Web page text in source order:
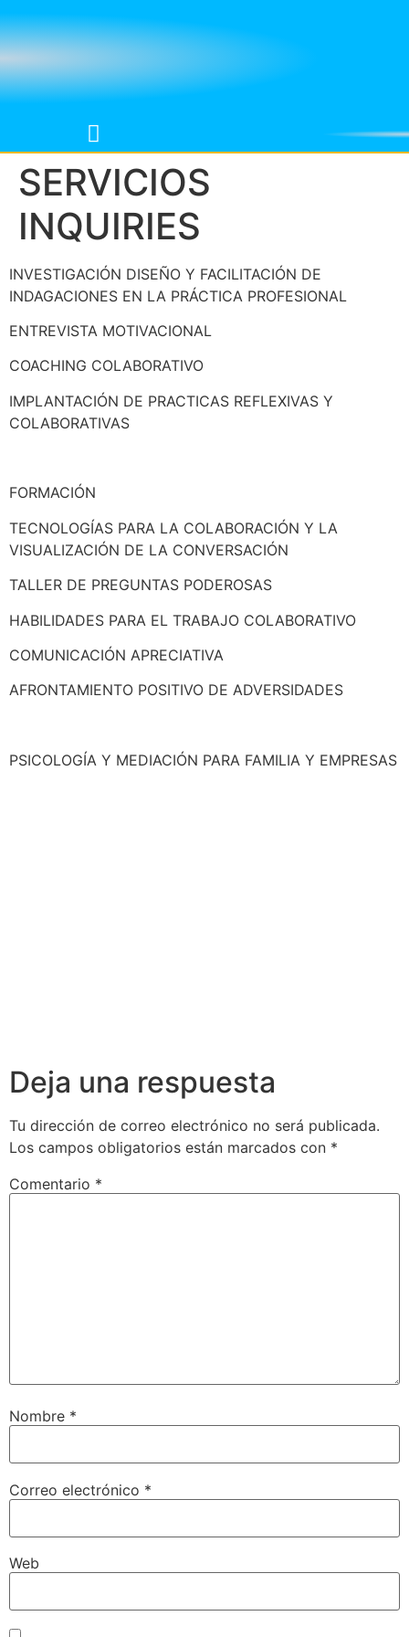
SERVICIOS
INQUIRIES
INVESTIGACIÓN DISEÑO Y FACILITACIÓN DE
INDAGACIONES EN LA PRÁCTICA PROFESIONAL
ENTREVISTA MOTIVACIONAL
COACHING COLABORATIVO
IMPLANTACIÓN DE PRACTICAS REFLEXIVAS Y
COLABORATIVAS
FORMACIÓN
TECNOLOGÍAS PARA LA COLABORACIÓN Y LA
VISUALIZACIÓN DE LA CONVERSACIÓN
TALLER DE PREGUNTAS PODEROSAS
HABILIDADES PARA EL TRABAJO COLABORATIVO
COMUNICACIÓN APRECIATIVA
AFRONTAMIENTO POSITIVO DE ADVERSIDADES
PSICOLOGÍA Y MEDIACIÓN PARA FAMILIA Y EMPRESAS
Deja una respuesta
Tu dirección de correo electrónico no será publicada.
Los campos obligatorios están marcados con *
Comentario *
Nombre *
Correo electrónico *
Web